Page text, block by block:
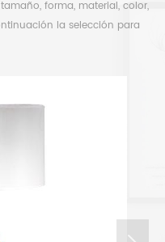
forma, material, color,
la selección para